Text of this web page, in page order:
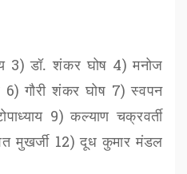
3)डॉ. शंकर घोष 4)मनोज
6)गौरी शंकर घोष 7)स्वपन
9)कल्याण चक्रवर्ती
मुखर्जी 12)दूध कुमार मंडल